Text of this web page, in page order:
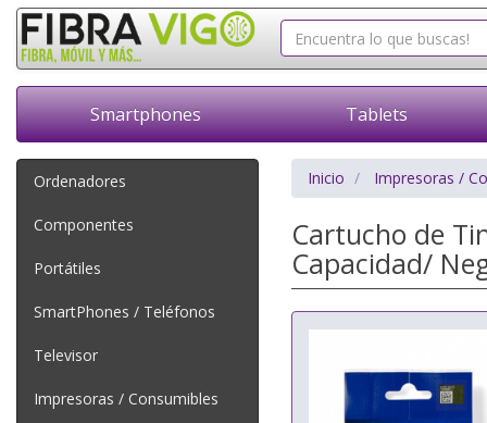
Smartphones Tablets
Ordenadores
Componentes
Portátiles
SmartPhones / Teléfonos
Televisor
Impresoras / Consumibles
Inicio Impresoras /
Cartucho de
Capacidad/